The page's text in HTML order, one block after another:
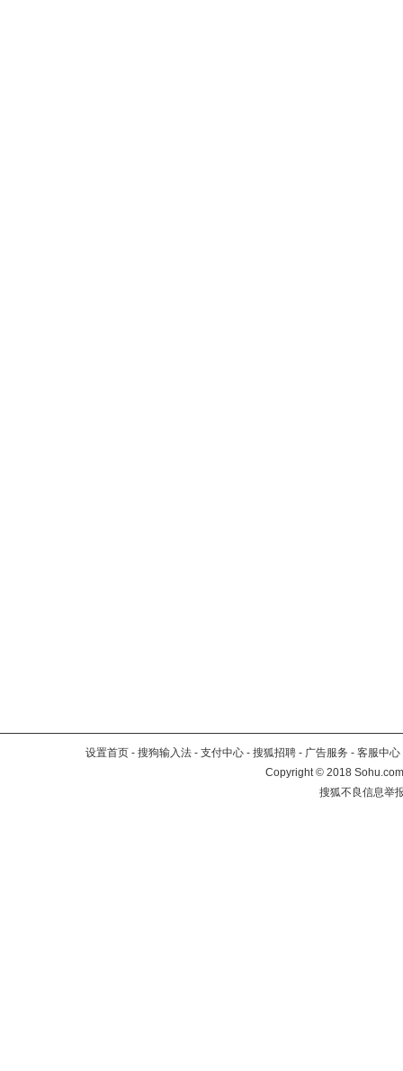
设置首页 - 搜狗输入法 - 支付中心 - 搜狐招聘 - 广告服务 - 客服中心
Copyright©2018
搜狐不良信息举